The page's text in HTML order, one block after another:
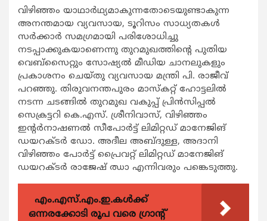
വിഴിഞ്ഞം യാഥാർഥ്യമാകുന്നതോടെയുണ്ടാകുന്ന
അനന്തമായ വ്യവസായ, ടൂറിസം സാധ്യതകൾ
സർക്കാർ സമഗ്രമായി പരിശോധിച്ചു
നടപ്പാക്കുകയാണെന്നു തുറമുഖത്തിന്റെ പുതിയ
വെബ്സൈറ്റും സോഷ്യൽ മീഡിയ ചാനലുകളും
പ്രകാശനം ചെയ്തു വ്യവസായ മന്ത്രി പി. രാജീവ്
പറഞ്ഞു. തിരുവനന്തപുരം മാസ്‌കറ്റ് ഹോട്ടലിൽ
നടന്ന ചടങ്ങിൽ തുറമുഖ വകുപ്പ് പ്രിൻസിപ്പൽ
സെക്രട്ടറി കെ.എസ്. ശ്രീനിവാസ്, വിഴിഞ്ഞം
ഇന്റർനാഷണൽ സീപോർട്ട് ലിമിറ്റഡ് മാനേജിങ്
ഡയറക്ടർ ഡോ. അദീല അബ്ദുള്ള, അദാനി
വിഴിഞ്ഞം പോർട്ട് പ്രൈവറ്റ് ലിമിറ്റഡ് മാനേജിങ്
ഡയറക്ടർ രാജേഷ് ഝാ എന്നിവരും പങ്കെടുത്തു.
എം.എസ്.എം.ഇ.കൾക്ക്
ഒന്നരക്കോടി രൂപ വരെ ഗ്രാന്റ്